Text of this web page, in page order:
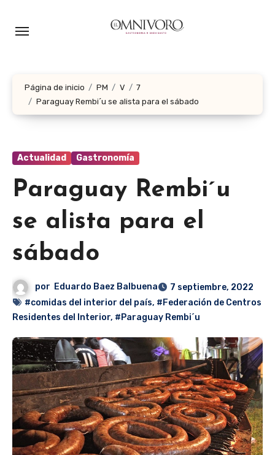
Página de inicio PM V
7
Paraguay Rembi´u se alista para el sábado
Actualidad Gastronomía
Paraguay Rembi´u
se alista para el
sábado
por Eduardo Baez Balbuena
7 septiembre, 2022
#comidas del interior del país, #Federación de Centros
Residentes del Interior, #Paraguay Rembi´u